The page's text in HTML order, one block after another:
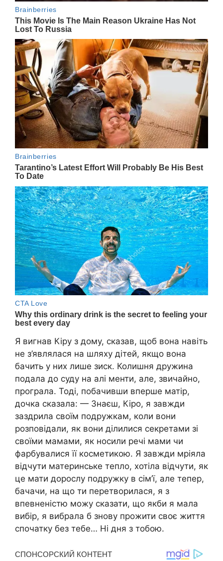
Я вигнав Кіру з дому, сказав, щоб вона навіть
не з’являлася на шляху дітей, якщо вона
бачить у них лише зиск. Колишня дружина
подала до суду на алі менти, але, звичайно,
програла. Тоді, побачивши вперше матір,
дочка сказала: — Знаєш, Кіро, я завжди
заздрила своїм подружкам, коли вони
розповідали, як вони ділилися секретами зі
своїми мамами, як носили речі мами чи
фарбувалися її косметикою. Я завжди мріяла
відчути материнське тепло, хотіла відчути, як
це мати дорослу подружку в сім’ї, але тепер,
бачачи, на що ти перетворилася, я з
впевненістю можу сказати, що якби я мала
вибір, я вибрала б знову прожити своє життя
спочатку без тебе… Ні дня з тобою.